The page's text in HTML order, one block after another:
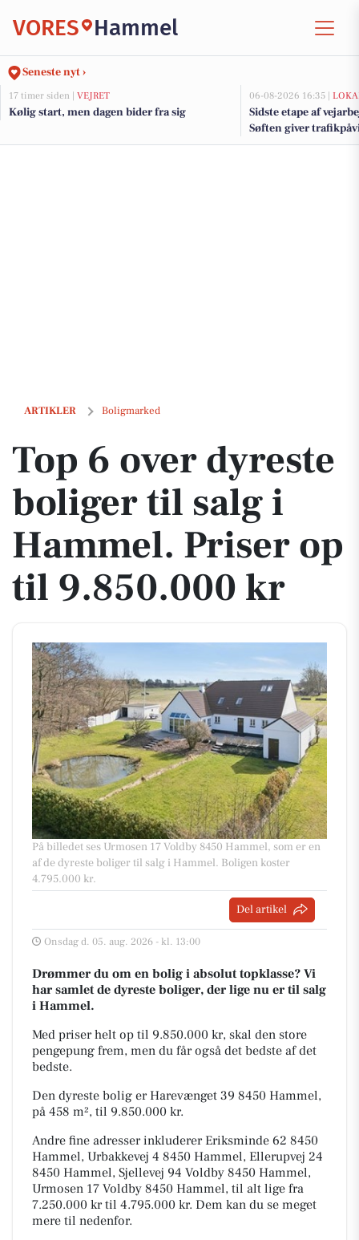
VORES Hammel
Seneste nyt ›
17 timer siden | VEJRET
Kølig start, men dagen bider fra sig
06-08-2026 16:35 |
Sidste etape af
Søften giver
kommende uger
ARTIKLER Boligmarked
Top 6 over dyreste boliger til salg i Hammel. Priser op til 9.850.000 kr
Top 6 over dyreste
boliger til salg i
Hammel. Priser op
til 9.850.000 kr
På billedet ses Urmosen 17 Voldby 8450 Hammel, som er en
af de dyreste boliger til salg i Hammel. Boligen koster
4.795.000 kr.
Del artikel
Onsdag d. 05. aug. 2026 - kl. 13:00
Drømmer du om en bolig i absolut topklasse? Vi
har samlet de dyreste boliger, der lige nu er til salg
i Hammel.
Med priser helt op til 9.850.000 kr, skal den store
pengepung frem, men du får også det bedste af det
bedste.
Den dyreste bolig er Harevænget 39 8450 Hammel,
på 458 m², til 9.850.000 kr.
Andre fine adresser inkluderer Eriksminde 62 8450
Hammel, Urbakkevej 4 8450 Hammel, Ellerupvej 24
8450 Hammel, Sjellevej 94 Voldby 8450 Hammel,
Urmosen 17 Voldby 8450 Hammel, til alt lige fra
7.250.000 kr til 4.795.000 kr. Dem kan du se meget
mere til nedenfor.